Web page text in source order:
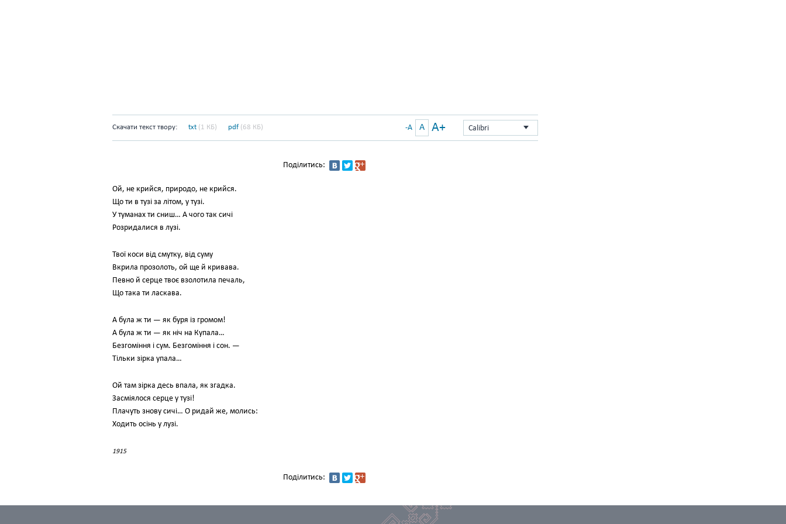
Скачати текст твору: txt (1 КБ) pdf (68 КБ) Calibri
-A A A+
Поділитись:
Ой, не крийся, природо, не крийся.
Що ти в тузі за літом, у тузі.
У туманах ти сниш… А чого так сичі
Розридалися в лузі.
Твої коси від смутку, від суму
Вкрила прозолоть, ой ще й кривава.
Певно й серце твоє взолотила печаль,
Що така ти ласкава.
А була ж ти — як буря із громом!
А була ж ти — як ніч на Купала…
Безгоміння і сум. Безгоміння і сон. —
Тільки зірка упала…
Ой там зірка десь впала, як згадка.
Засміялося серце у тузі!
Плачуть знову сичі… О ридай же, молись:
Ходить осінь у лузі.
1915
Поділитись: